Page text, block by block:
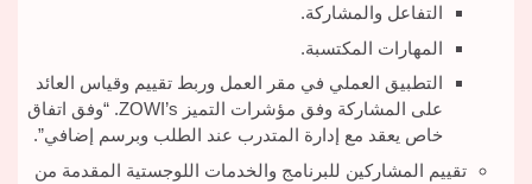
التفاعل والمشاركة.
المهارات المكتسبة.
التطبيق العملي في مقر العمل وربط تقييم وقياس العائد
على المشاركة وفق مؤشرات التميز ZOWI’s. “وفق اتفاق
خاص يعقد مع إدارة المتدرب عند الطلب وبرسم إضافي”.
تقييم المشاركين للبرنامج والخدمات اللوجستية المقدمة من